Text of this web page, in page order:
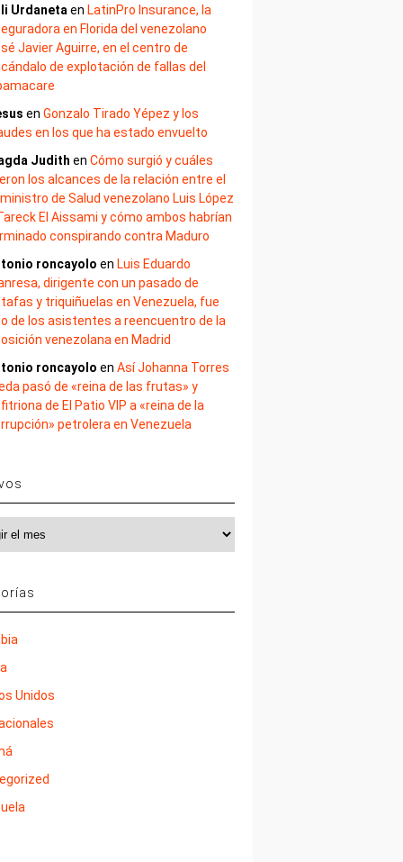
Urdaneta en LatinPro Insurance, la
en Florida del venezolano
Javier Aguirre, en el centro de
de explotación de fallas del
enGonzalo Tirado Yépez y los
en los que ha estado envuelto
Judith enCómo surgió y cuáles
los alcances de la relación entre el
de Salud venezolano Luis López
El Aissami y cómo ambos habrían
conspirando contra Maduro
roncayolo en Luis Eduardo
dirigente con un pasado de
y triquiñuelas en Venezuela, fue
de los asistentes a reencuentro de la
venezolana en Madrid
roncayolo enAsí Johanna Torres
pasó de «reina de las frutas» y
de El Patio VIP a «reina de la
petrolera en Venezuela
Unidos